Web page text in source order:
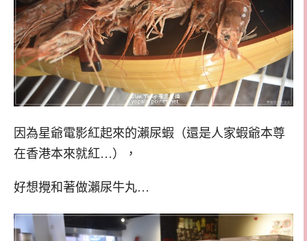
因為星爺電影紅起來的瀨尿蝦（還是人家蝦爺本尊
在香港本來就紅…），
好想攪和著做瀨尿牛丸…